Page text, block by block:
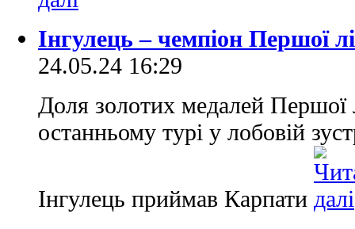
Інгулець – чемпіон Першої
24.05.24 16:29
Доля золотих медалей Першої
останньому турі у лобовій
Інгулець приймав Карпати